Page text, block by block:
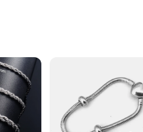
stainless steel jewels are not only a
their shine and luster even after